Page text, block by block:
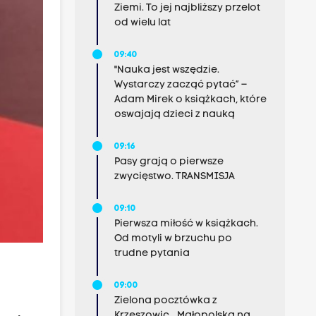
Ziemi. To jej najbliższy przelot
od wielu lat
09:40
"Nauka jest wszędzie.
Wystarczy zacząć pytać” –
Adam Mirek o książkach, które
oswajają dzieci z nauką
09:16
Pasy grają o pierwsze
zwycięstwo. TRANSMISJA
09:10
Pierwsza miłość w książkach.
Od motyli w brzuchu po
trudne pytania
09:00
Zielona pocztówka z